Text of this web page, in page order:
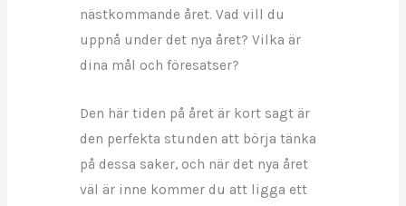
nästkommande året. Vad vill du
uppnå under det nya året? Vilka är
dina mål och föresatser?
Den här tiden på året är kort sagt är
den perfekta stunden att börja tänka
på dessa saker, och när det nya året
väl är inne kommer du att ligga ett